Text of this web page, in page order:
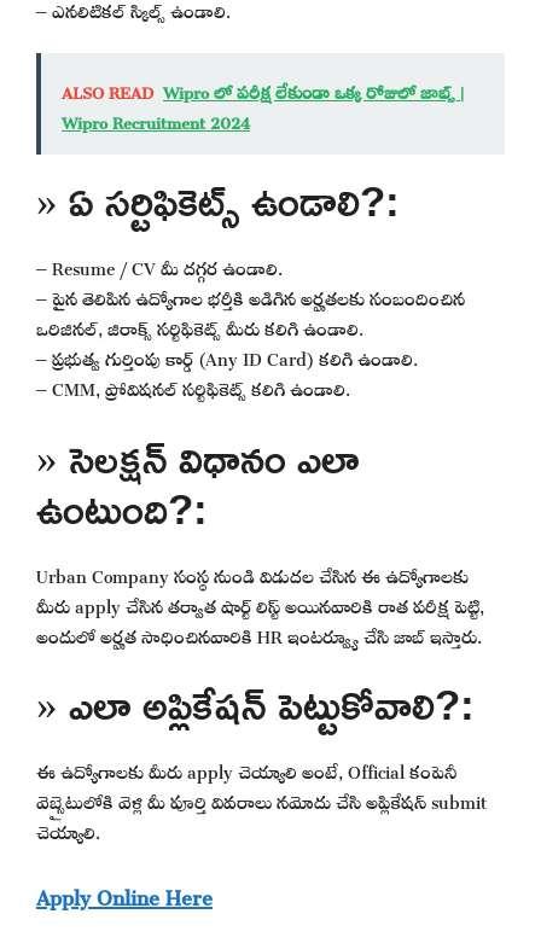
ALSO READ Wipro లో పరీక్ష లేకుండా ఒక్క రోజులో జాబ్స్ |
Wipro Recruitment 2024
» ఏ సర్టిఫికెట్స్ ఉండాలి?:
– Resume / CV మీ దగ్గర ఉండాలి.
– పైన తెలిపిన ఉద్యోగాల భర్తీకి అడిగిన అర్హతలకు సంబందించిన
ఒరిజినల్, జిరాక్స్ సర్టిఫికెట్స్ మీరు కలిగి ఉండాలి.
– ప్రభుత్వ గుర్తింపు కార్డ్ (Any ID Card) కలిగి ఉండాలి.
– CMM, ప్రోవిషనల్ సర్టిఫికెట్స్ కలిగి ఉండాలి.
» సెలక్షన్ విధానం ఎలా
ఉంటుంది?:
Urban Company సంస్థ నుండి విడుదల చేసిన ఈ ఉద్యోగాలకు
మీరు apply చేసిన తర్వాత షార్ట్ లిస్ట్ అయినవారికి రాత పరీక్ష పెట్టి,
అందులో అర్హత సాధించినవారికి HR ఇంటర్వ్యూ చేసి జాబ్ ఇస్తారు.
» ఎలా అప్లికేషన్ పెట్టుకోవాలి?:
ఈ ఉద్యోగాలకు మీరు apply చెయ్యాలి అంటే, Official కంపెనీ
వెబ్సైటులోకి వెళ్లి మీ పూర్తి వివరాలు నమోదు చేసి అప్లికేషన్ submit
చెయ్యాలి.
Apply Online Here